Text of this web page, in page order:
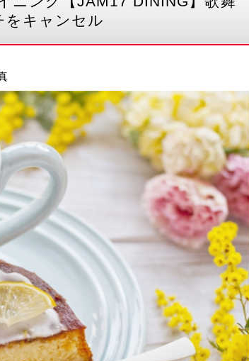
をキャンセル